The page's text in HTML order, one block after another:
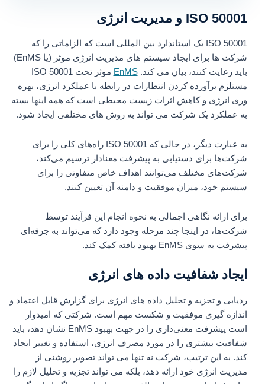
ISO 50001 و مدیریت انرژی
ISO 50001 یک استاندارد بین المللی است که الزاماتی را که
شرکت ها برای ایجاد سیستم های مدیریت انرژی موثر (یا EnMS)
باید رعایت کنند، بیان می کند.EnMS
موثر تحت ISO 50001
مستلزم برآورده کردن انتظارات در رابطه با عملکرد انرژی، بهره
وری انرژی و کاهش اثرات زیست محیطی است که همه اینها بسته
به عملکرد یک شرکت می تواند به روش های مختلفی ایجاد شود.
به عبارت دیگر، در حالی که ISO 50001 راه‌های کلی را برای
شرکت‌ها برای دستیابی به پیشرفت معنادار ترسیم می‌کند،
شرکت‌های مختلف می‌توانند اهداف خاص متفاوتی را برای
سیستم خود، میزان موفقیت و دامنه آن تعیین کنند.
برای ارائه نگاهی اجمالی به نحوه انجام این فرآیند توسط
شرکت‌ها، در اینجا چند مرحله وجود دارد که می‌تواند به جرقه‌ای
پیشرفت به سوی EnMS بهبود یافته کمک کند.
ایجاد شفافیت داده های انرژی
ردیابی و تجزیه و تحلیل داده های انرژی برای گزارش قابل اعتماد و
اندازه گیری موفقیت و شکست مهم است. شرکتی که امیدوار
است پیشرفت معنی‌داری را در جهت بهبود EnMS نشان دهد، باید
شفافیت بیشتری را در مورد مصرف انرژی، استفاده و تغییر ایجاد
کند. به این ترتیب، شرکت نه تنها می تواند تصویر روشنی از
مدیریت انرژی خود ارائه دهد، بلکه می تواند تجزیه و تحلیل لازم را